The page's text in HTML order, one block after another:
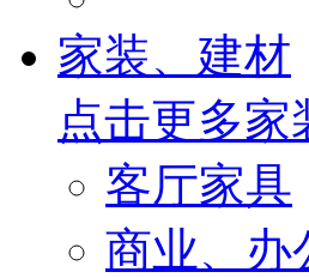
家装、建材
点击更多家
客厅家具
商业、办